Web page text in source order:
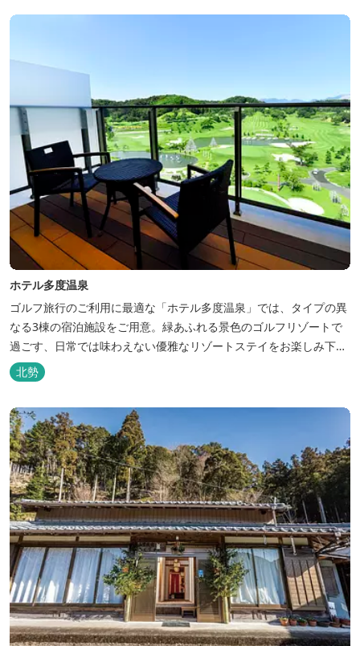
ホテル多度温泉
ゴルフ旅行のご利用に最適な「ホテル多度温泉」では、タイプの異
なる3棟の宿泊施設をご用意。緑あふれる景色のゴルフリゾートで
過ごす、日常では味わえない優雅なリゾートステイをお楽しみ下さ
い。
北勢